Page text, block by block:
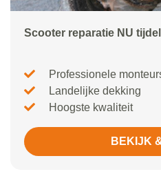
Scooter reparatie NU
Professionele
Landelijke dekking
Hoogste kwaliteit
BEKIJK